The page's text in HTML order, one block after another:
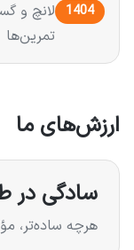
1404
لانچ و
تمرین‌ها
ارزش‌های ما
سادگی در
هرچه ساده‌تر،